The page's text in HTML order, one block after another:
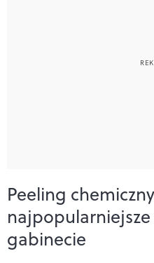
Peeling
gabinecie